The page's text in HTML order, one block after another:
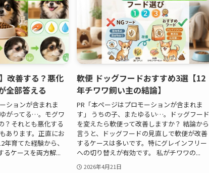
改善する？悪化
全部答える
ションが含まれま
がってる…。モグワ
？それとも悪化する
あります。正直にお
育てた経験から、
るケースを両方解...
軟便 ドッグフードおすすめ3選【12
年チワワ飼い主の結論】
PR「本ページはプロモーションが含まれま
す」 うちの子、またゆるい…。ドッグフード
を変えたら軟便って改善しますか？ 結論から
言うと、ドッグフードの見直しで軟便が改善
するケースは多いです。特にグレインフリー
への切り替えが有効です。 私がチワワの...
2026年4月21日